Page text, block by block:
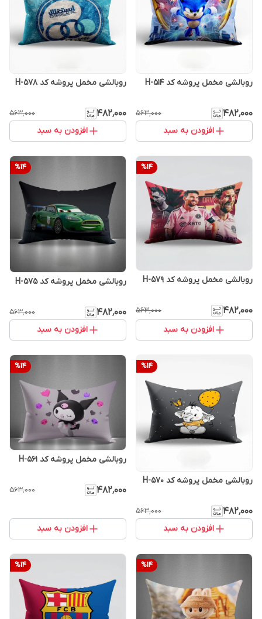
روبالشی مخمل پروشه کد H-514
۴۸۲٬۰۰۰ ۵۶۳٬۰۰۰
افزودن به سبد
روبالشی مخمل پروشه کد H-578
۴۸۲٬۰۰۰ ۵۶۳٬۰۰۰
افزودن به سبد
%14
روبالشی مخمل پروشه کد H-579
۴۸۲٬۰۰۰ ۵۶۳٬۰۰۰
افزودن به سبد
%14
روبالشی مخمل پروشه کد H-575
۴۸۲٬۰۰۰ ۵۶۳٬۰۰۰
افزودن به سبد
%14
روبالشی مخمل پروشه کد H-570
۴۸۲٬۰۰۰ ۵۶۳٬۰۰۰
افزودن به سبد
%14
روبالشی مخمل پروشه کد H-561
۴۸۲٬۰۰۰ ۵۶۳٬۰۰۰
افزودن به سبد
%14
%14